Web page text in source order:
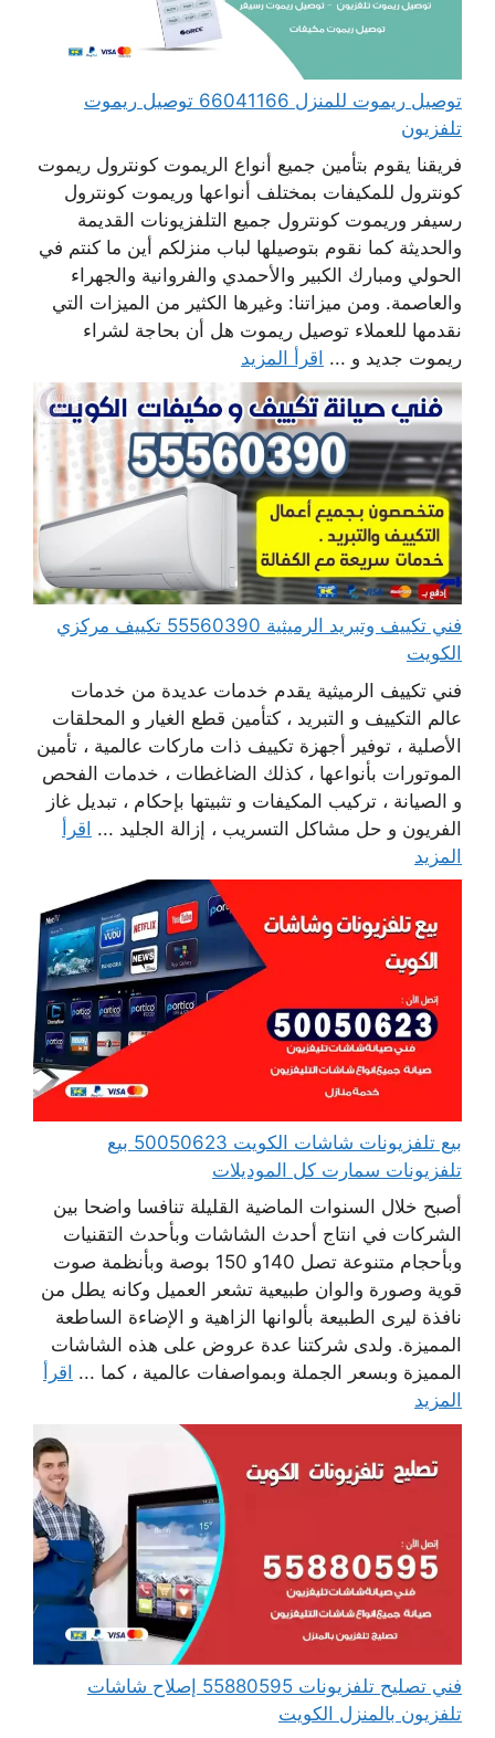
توصيل ريموت للمنزل 66041166 توصيل ريموت
تلفزيون
فريقنا يقوم بتأمين جميع أنواع الريموت كونترول ريموت
كونترول للمكيفات بمختلف أنواعها وريموت كونترول
رسيفر وريموت كونترول جميع التلفزيونات القديمة
والحديثة كما نقوم بتوصيلها لباب منزلكم أين ما كنتم في
الحولي ومبارك الكبير والأحمدي والفروانية والجهراء
والعاصمة. ومن ميزاتنا: وغيرها الكثير من الميزات التي
نقدمها للعملاء توصيل ريموت هل أن بحاجة لشراء
ريموت جديد و ... اقرأ المزيد
فني تكييف وتبريد الرميثية 55560390 تكييف مركزي
الكويت
فني تكييف الرميثية يقدم خدمات عديدة من خدمات
عالم التكييف و التبريد ، كتأمين قطع الغيار و المحلقات
الأصلية ، توفير أجهزة تكييف ذات ماركات عالمية ، تأمين
الموتورات بأنواعها ، كذلك الضاغطات ، خدمات الفحص
و الصيانة ، تركيب المكيفات و تثبيتها بإحكام ، تبديل غاز
الفريون و حل مشاكل التسريب ، إزالة الجليد ... اقرأ
المزيد
بيع تلفزيونات شاشات الكويت 50050623 بيع
تلفزيونات سمارت كل الموديلات
أصبح خلال السنوات الماضية القليلة تنافسا واضحا بين
الشركات في انتاج أحدث الشاشات وبأحدث التقنيات
وبأحجام متنوعة تصل 140و 150 بوصة وبأنظمة صوت
قوية وصورة والوان طبيعية تشعر العميل وكانه يطل من
نافذة ليرى الطبيعة بألوانها الزاهية و الإضاءة الساطعة
المميزة. ولدى شركتنا عدة عروض على هذه الشاشات
المميزة وبسعر الجملة وبمواصفات عالمية ، كما ... اقرأ
المزيد
فني تصليح تلفزيونات 55880595 إصلاح شاشات
تلفزيون بالمنزل الكويت